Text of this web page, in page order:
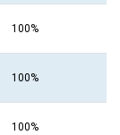
100%
100%
100%